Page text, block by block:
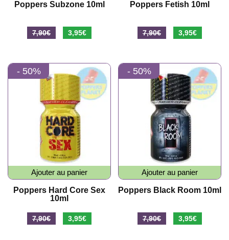
Poppers Subzone 10ml
7,90€
Le
était :
7,90€.
3,95€
est :
3,95€.
Poppers Fetish 10ml
7,90€
Le
était :
7,90€.
3,95€
est :
3,95€.
- 50%
Ajouter au panier
Poppers Hard Core Sex
10ml
7,90€
Le3,95€
- 50%
Ajouter au panier
Poppers Black Room 10ml
7,90€
Le3,95€